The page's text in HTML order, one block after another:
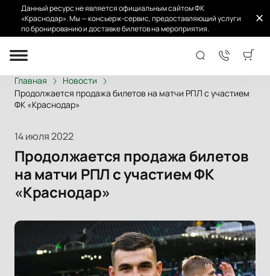
Данный ресурс не является официальным сайтом ФК
«Краснодар». Мы — консьерж-сервис, предоставляющий услуги
по бронированию и доставке билетов на мероприятия.
Главная
Новости
Продолжается продажа билетов на матчи РПЛ с участием
ФК «Краснодар»
14 июля 2022
Продолжается продажа билетов
на матчи РПЛ с участием ФК
«Краснодар»